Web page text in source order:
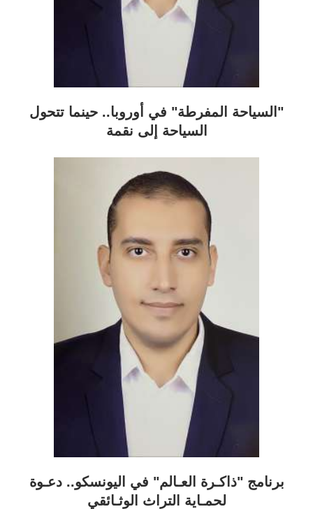
"السياحة المفرطة" في أوروبا.. حينما تتحول
السياحة إلى نقمة
برنامج "ذاكـرة العـالم" في اليونسكو.. دعـوة
لحمـاية التراث الوثـائقي